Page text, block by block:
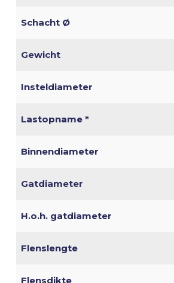
Schacht Ø
Gewicht
Insteldiameter
Lastopname *
Binnendiameter
Gatdiameter
H.o.h. gatdiameter
Flenslengte
Flensdikte